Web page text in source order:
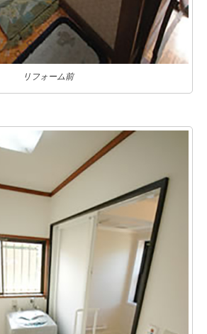
リフォーム前